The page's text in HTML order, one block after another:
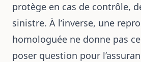
protège en cas de contrôle,
sinistre. À l’inverse, une
homologuée ne donne pas
poser question pour